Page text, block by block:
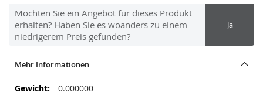
Möchten Sie ein Angebot für dieses Produkt
erhalten? Haben Sie es woanders zu einem
niedrigerem Preis gefunden?
Ja
Mehr Informationen
Mehr
0.000000